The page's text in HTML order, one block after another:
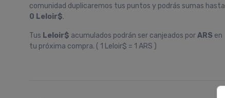
comunidad duplicaremos tus puntos y podrás sumas hasta
0 Leloir$.
Tus Leloir$ acumulados podrán ser canjeados porARS en
tu próxima compra. ( 1 Leloir$ = 1 ARS )